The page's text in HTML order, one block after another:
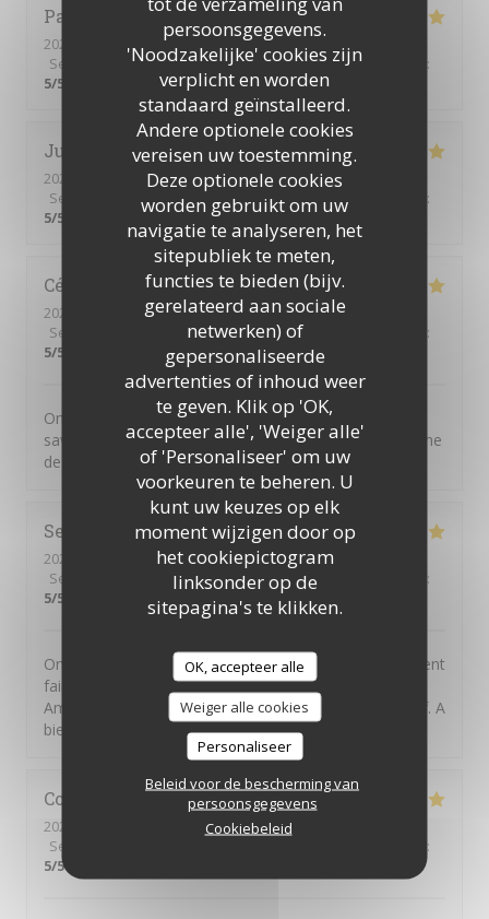
persoonsgegevens.
'Noodzakelijke' cookies zijn
verplicht en worden
standaard geïnstalleerd.
Andere optionele cookies
vereisen uw toestemming.
Deze optionele cookies
worden gebruikt om uw
navigatie te analyseren, het
sitepubliek te meten,
functies te bieden (bijv.
gerelateerd aan sociale
netwerken) of
gepersonaliseerde
advertenties of inhoud weer
te geven. Klik op 'OK,
accepteer alle', 'Weiger alle'
of 'Personaliseer' om uw
voorkeuren te beheren. U
kunt uw keuzes op elk
moment wijzigen door op
het cookiepictogram
linksonder op de
sitepagina's te klikken.
OK, accepteer alle
Weiger alle cookies
Personaliseer
Beleid voor de bescherming van
persoonsgegevens
Cookiebeleid
Patrick
2026-07-10
- 19:45 - Gasten 2
Service
Atmosfeer:5/5 Keuken:5/5 Kwaliteit / Prijs
:
5/5
Julien
2026-07-11
- 20:00 - Gasten 2
Service
Atmosfeer: 5/5 Keuken :5/5 Kwaliteit / Prijs
:
5/5
Cécile
2026-07-01
- 20:30 - Gasten 4
Service
Atmosfeer:5/5 Keuken:5
:
5/5
On n'est jamais déçu chez Chéri-Chérie. Des plats
savoureux, un service par des personnes adorables. Une
de mes adresses préférées.
Serge
2026-06-30
- 12:15 - Gasten 1
Service
Atmosfeer:4/5 Keuken :5/5
:
5/5
On peut avoir de l'imagination en cuisine sans forcément
faire compliqué et hors de prix... Merci David et
Amandine pour ce nouveau moment de plaisir gustatif. A
bientöt.
Constantin H
2026-06-25
- 20:45 - Gasten 4
Service
:
5/5